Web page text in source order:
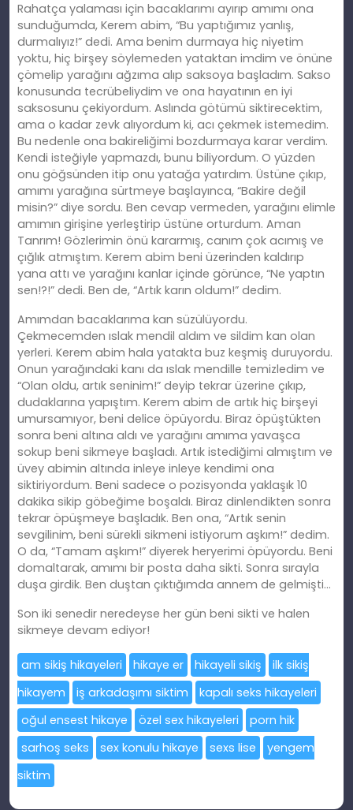
Rahatça yalaması için bacaklarımı ayırıp amımı ona
sunduğumda, Kerem abim, “Bu yaptığımız yanlış,
durmalıyız!” dedi. Ama benim durmaya hiç niyetim
yoktu, hiç birşey söylemeden yataktan imdim ve önüne
çömelip yarağını ağzıma alıp saksoya başladım. Sakso
konusunda tecrübeliydim ve ona hayatının en iyi
saksosunu çekiyordum. Aslında götümü siktirecektim,
ama o kadar zevk alıyordum ki, acı çekmek istemedim.
Bu nedenle ona bakireliğimi bozdurmaya karar verdim.
Kendi isteğiyle yapmazdı, bunu biliyordum. O yüzden
onu göğsünden itip onu yatağa yatırdım. Üstüne çıkıp,
amımı yarağına sürtmeye başlayınca, “Bakire değil
misin?” diye sordu. Ben cevap vermeden, yarağını elimle
amımın girişine yerleştirip üstüne orturdum. Aman
Tanrım! Gözlerimin önü kararmış, canım çok acımış ve
çığlık atmıştım. Kerem abim beni üzerinden kaldırıp
yana attı ve yarağını kanlar içinde görünce, “Ne yaptın
sen!?!” dedi. Ben de, “Artık karın oldum!” dedim.
Amımdan bacaklarıma kan süzülüyordu.
Çekmecemden ıslak mendil aldım ve sildim kan olan
yerleri. Kerem abim hala yatakta buz keşmiş duruyordu.
Onun yarağındaki kanı da ıslak mendille temizledim ve
“Olan oldu, artık seninim!” deyip tekrar üzerine çıkıp,
dudaklarına yapıştım. Kerem abim de artık hiç birşeyi
umursamıyor, beni delice öpüyordu. Biraz öpüştükten
sonra beni altına aldı ve yarağını amıma yavaşca
sokup beni sikmeye başladı. Artık istediğimi almıştım ve
üvey abimin altında inleye inleye kendimi ona
siktiriyordum. Beni sadece o pozisyonda yaklaşık 10
dakika sikip göbeğime boşaldı. Biraz dinlendikten sonra
tekrar öpüşmeye başladık. Ben ona, “Artık senin
sevgilinim, beni sürekli sikmeni istiyorum aşkım!” dedim.
O da, “Tamam aşkım!” diyerek heryerimi öpüyordu. Beni
domaltarak, amımı bir posta daha sikti. Sonra sırayla
duşa girdik. Ben duştan çıktığımda annem de gelmişti…
Son iki senedir neredeyse her gün beni sikti ve halen
sikmeye devam ediyor!
am sikiş hikayeleri hikaye er hikayeli sikiş
ilk sikiş
hikayem
iş arkadaşımı siktim
kapalı seks hikayeleri
oğul ensest hikaye
özel sex hikayeleri
porn hik
sarhoş seks
sex konulu hikaye sexs lise
yengem
siktim